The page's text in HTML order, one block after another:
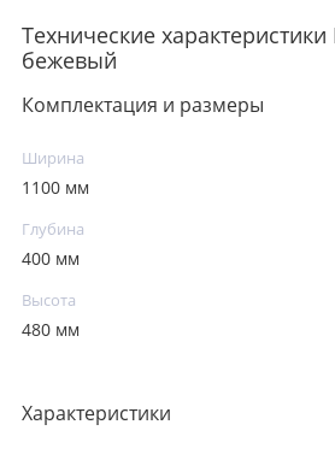
Технические
бежевый
Комплектация и размеры
Ширина
1100 мм
Глубина
400 мм
Высота
480 мм
Характеристики